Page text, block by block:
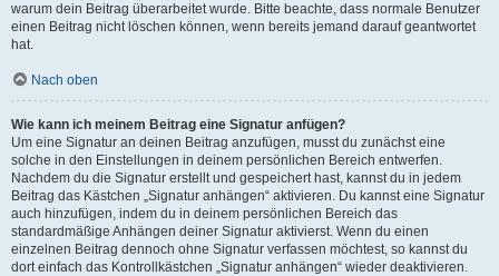
warum dein Beitrag überarbeitet wurde. Bitte beachte, dass normale Benutzer
einen Beitrag nicht löschen können, wenn bereits jemand darauf geantwortet
hat.
Nach oben
Wie kann ich meinem Beitrag eine Signatur anfügen?
Um eine Signatur an deinen Beitrag anzufügen, musst du zunächst eine
solche in den Einstellungen in deinem persönlichen Bereich entwerfen.
Nachdem du die Signatur erstellt und gespeichert hast, kannst du in jedem
Beitrag das Kästchen „Signatur anhängen“ aktivieren. Du kannst eine Signatur
auch hinzufügen, indem du in deinem persönlichen Bereich das
standardmäßige Anhängen deiner Signatur aktivierst. Wenn du einen
einzelnen Beitrag dennoch ohne Signatur verfassen möchtest, so kannst du
dort einfach das Kontrollkästchen „Signatur anhängen“ wieder deaktivieren.